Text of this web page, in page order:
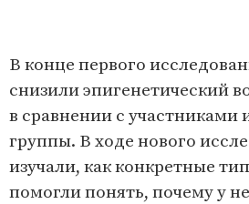
В конце первого
снизили эпигенетический
в сравнении с участниками
группы. В ходе нового
изучали, как конкретные
помогли понять, почему у